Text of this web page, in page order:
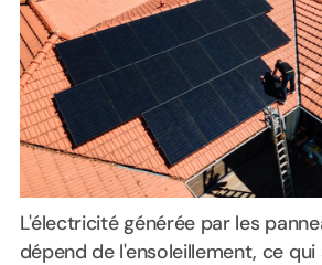
L'électricité générée par les
dépend de l'ensoleillement, ce qui